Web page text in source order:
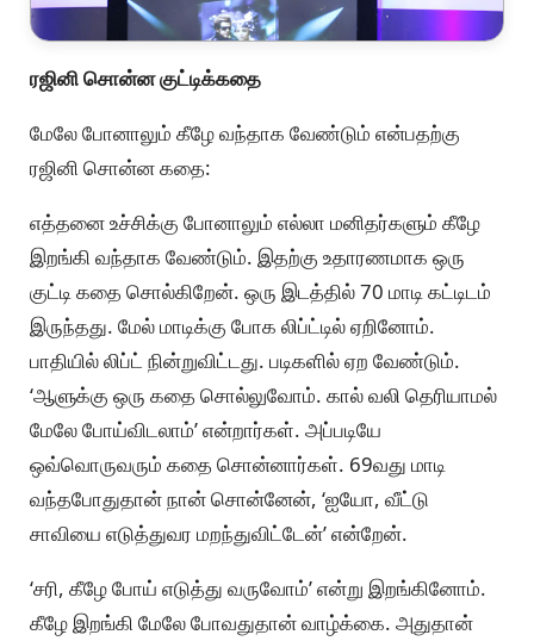
ரஜினி சொன்ன குட்டிக்கதை
மேலே போனாலும் கீழே வந்தாக வேண்டும் என்பதற்கு
ரஜினி சொன்ன கதை:
எத்தனை உச்சிக்கு போனாலும் எல்லா மனிதர்களும் கீழே
இறங்கி வந்தாக வேண்டும். இதற்கு உதாரணமாக ஒரு
குட்டி கதை சொல்கிறேன். ஒரு இடத்தில் 70 மாடி கட்டிடம்
இருந்தது. மேல் மாடிக்கு போக லிப்ட்டில் ஏறினோம்.
பாதியில் லிப்ட் நின்றுவிட்டது. படிகளில் ஏற வேண்டும்.
‘ஆளுக்கு ஒரு கதை சொல்லுவோம். கால் வலி தெரியாமல்
மேலே போய்விடலாம்’ என்றார்கள். அப்படியே
ஒவ்வொருவரும் கதை சொன்னார்கள். 69வது மாடி
வந்தபோதுதான் நான் சொன்னேன், ‘ஐயோ, வீட்டு
சாவியை எடுத்துவர மறந்துவிட்டேன்’ என்றேன்.
‘சரி, கீழே போய் எடுத்து வருவோம்’ என்று இறங்கினோம்.
கீழே இறங்கி மேலே போவதுதான் வாழ்க்கை. அதுதான்